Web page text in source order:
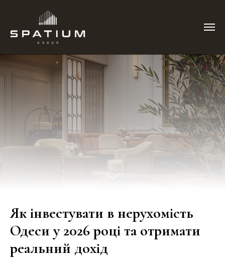
Як інвестувати в нерухомість
Одеси у 2026 році та отримати
реальний дохід